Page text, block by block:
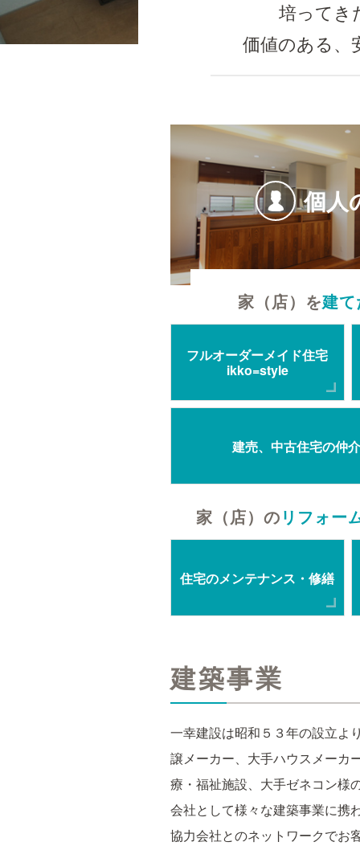
培ってき
価値のある、
個人
家（店）を建
フルオーダーメイド住宅
ikko=style
建売、中古住宅の仲
家（店）のリフォー
住宅のメンテナンス・修繕
建築事業
一幸建設は昭和５３年の設立よ
譲メーカー、大手ハウスメーカ
療・福祉施設、大手ゼネコン様
会社として様々な建築事業に携
協力会社とのネットワークでお